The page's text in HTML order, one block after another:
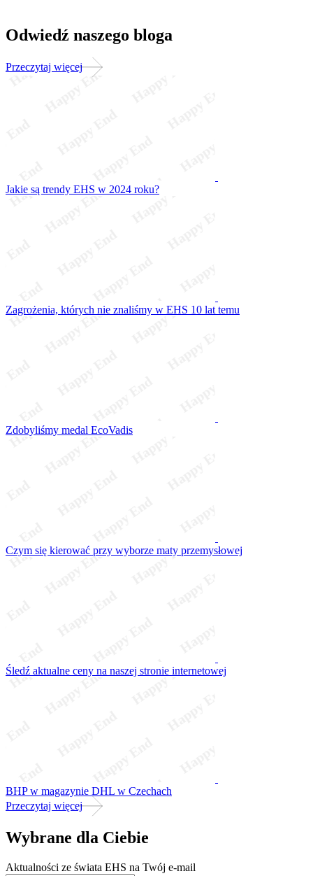
Odwiedź naszego bloga
Przeczytaj więcej
Jakie są trendy EHS w 2024 roku?
Zagrożenia, których nie znaliśmy w EHS 10 lat temu
Zdobyliśmy medal EcoVadis
Czym się kierować przy wyborze maty przemysłowej
Śledź aktualne ceny na naszej stronie internetowej
BHP w magazynie DHL w Czechach
Przeczytaj więcej
Wybrane dla Ciebie
Aktualności ze świata EHS na Twój e-mail